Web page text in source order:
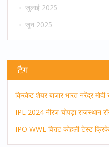
जुलाई 2025
जून 2025
टैग
क्रिकेट शेयर बाजार भारत नरेंद्र मोदी
IPL 2024 नीरज चोपड़ा राजस्थान
IPO WWE विराट कोहली टेस्ट